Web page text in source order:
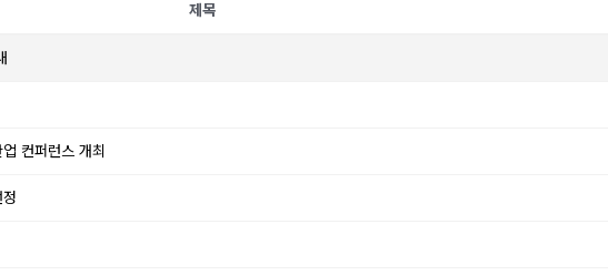
제목
컨퍼런스 개최